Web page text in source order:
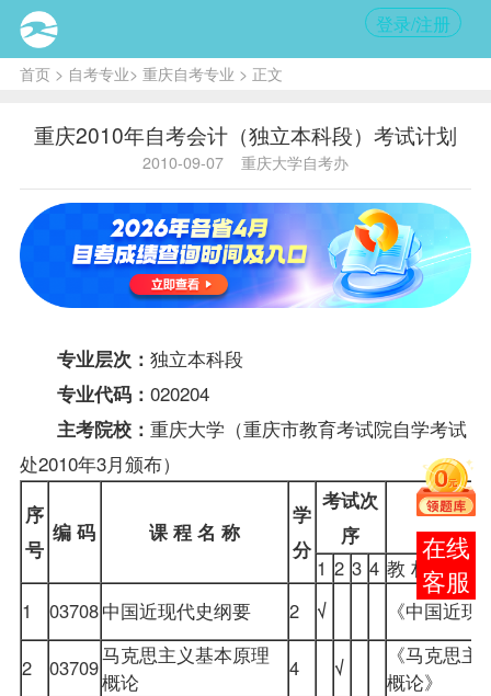
登录/注册
首页> 自考专业> 重庆自考专业 > 正文
重庆2010年自考会计（独立本科段）考试计划
2010-09-07 重庆大学自考办
专业层次： 独立本科段
专业代码： 020204
主考院校： 重庆大学（重庆市教育考试院自学考试
处2010年3月颁布）
序
号
编 码 课 程 名 称
学
分
考试次
序
1 2 3 4 教 材 名 称
1
03708中国近现代史纲要 2 √ 《中国近
2 03709马克思主义基本原理
概论
4 √
《马克思
概论》
报考
咨询